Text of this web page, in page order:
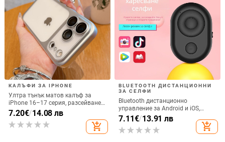
КАЛЪФИ ЗА IPHONE
Ултра тънък матов калъф за
iPhone 16–17 серия, разсейване
на топлината, пълно покритие,
удароустойчив и устойчив на
отпечатъци
7.20€/14.08 лв
add_shopping_cart
BLUETOOTH ДИСТАНЦИОННИ
ЗА СЕЛФИ
Bluetooth дистанционно
управление за Android и iOS,
универсално за снимки и
видеозаписи, модел 6-key tremolo,
Vernon, ABS материал, тегло 15 g
7.11€/13.91 лв
add_shopping_cart